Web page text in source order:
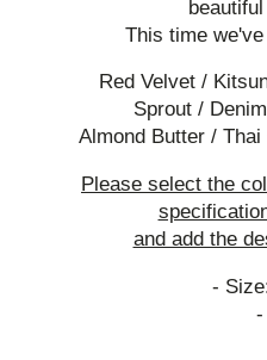
This time
Red Velvet /
Sprout /
Almond Butter /
Please select the
and add the
-
-